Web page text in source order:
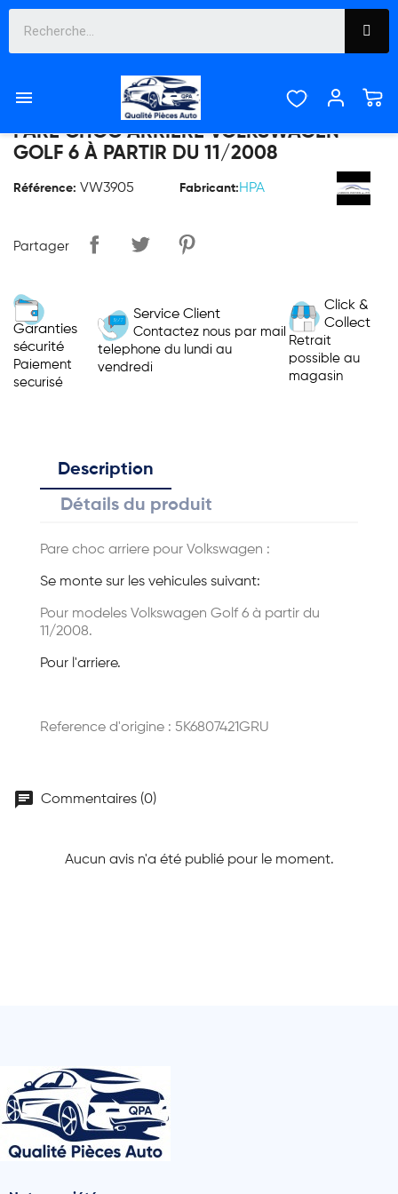

PARE CHOC ARRIERE VOLKSWAGEN
GOLF 6 À PARTIR DU 11/2008
Référence: VW3905 Fabricant: HPA
Partager
Garanties
sécurité
Paiement
securisé
Service Client
Contactez nous par mail
telephone du lundi au
vendredi
Click &
Collect
Retrait
possible au
magasin
Description
Détails du produit
Pare choc arriere pour Volkswagen :
Se monte sur les vehicules suivant:
Pour modeles Volkswagen Golf 6 à partir du
11/2008.
Pour l'arriere.
Reference d'origine : 5K6807421GRU
chat Commentaires (0)
Aucun avis n'a été publié pour le moment.